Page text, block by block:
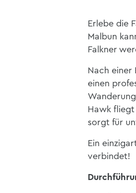
Erlebe die
Malbun
Falkner
Nach einer
einen
Hawk
sorgt für
Ein
verbindet!